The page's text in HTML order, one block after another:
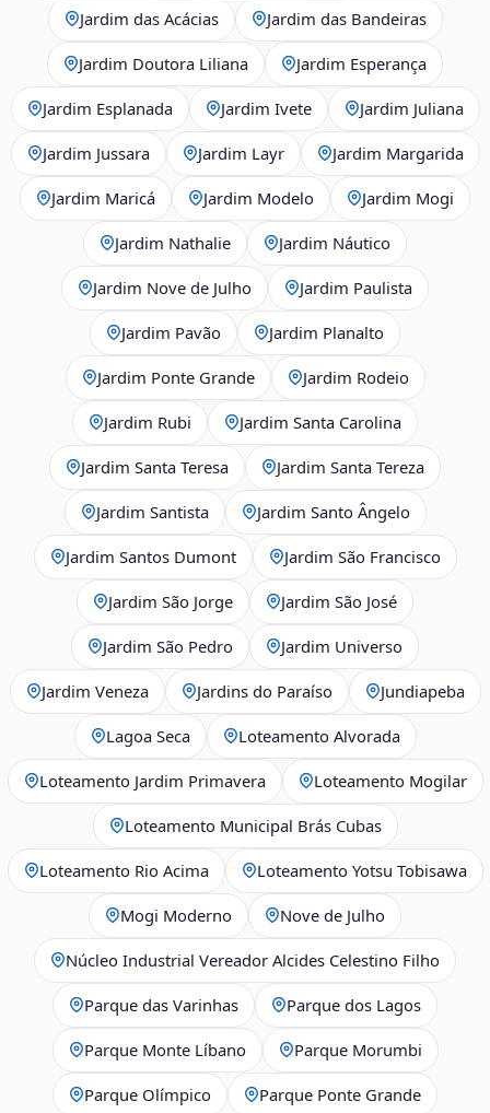
Jardim das Acácias Jardim das Bandeiras
Jardim Doutora Liliana Jardim Esperança
Jardim Esplanada Jardim Ivete Jardim Juliana
Jardim Jussara Jardim Layr Jardim Margarida
Jardim Maricá Jardim Modelo Jardim Mogi
Jardim Nathalie Jardim Náutico
Jardim Nove de Julho Jardim Paulista
Jardim Pavão Jardim Planalto
Jardim Ponte Grande Jardim Rodeio
Jardim Rubi Jardim Santa Carolina
Jardim Santa Teresa Jardim Santa Tereza
Jardim Santista Jardim Santo Ângelo
Jardim Santos Dumont Jardim São Francisco
Jardim São Jorge Jardim São José
Jardim São Pedro Jardim Universo
Jardim Veneza Jardins do Paraíso Jundiapeba
Lagoa Seca Loteamento Alvorada
Loteamento Jardim Primavera Loteamento Mogilar
Loteamento Municipal Brás Cubas
Loteamento Rio Acima Loteamento Yotsu Tobisawa
Mogi Moderno Nove de Julho
Núcleo Industrial Vereador Alcides Celestino Filho
Parque das Varinhas Parque dos Lagos
Parque Monte Líbano Parque Morumbi
Parque Olímpico Parque Ponte Grande